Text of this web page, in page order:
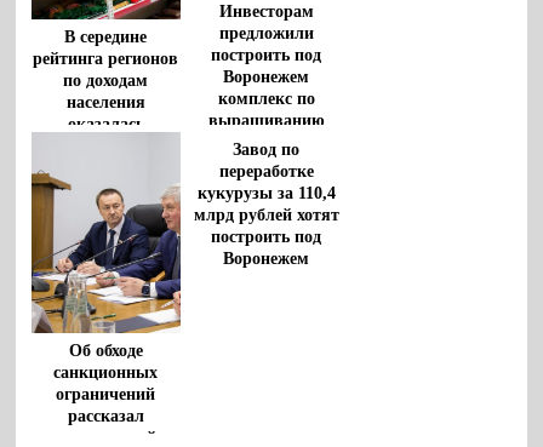
В середине
рейтинга регионов
по доходам
населения
оказалась
Инвесторам
предложили
построить под
Воронежем
комплекс по
выращиванию
индейки
Об обходе
санкционных
ограничений
рассказал
воронежский
Завод по
переработке
кукурузы за 110,4
млрд рублей хотят
построить под
Воронежем